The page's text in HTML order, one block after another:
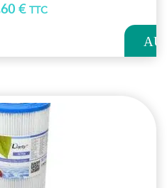
€ TTC
AU